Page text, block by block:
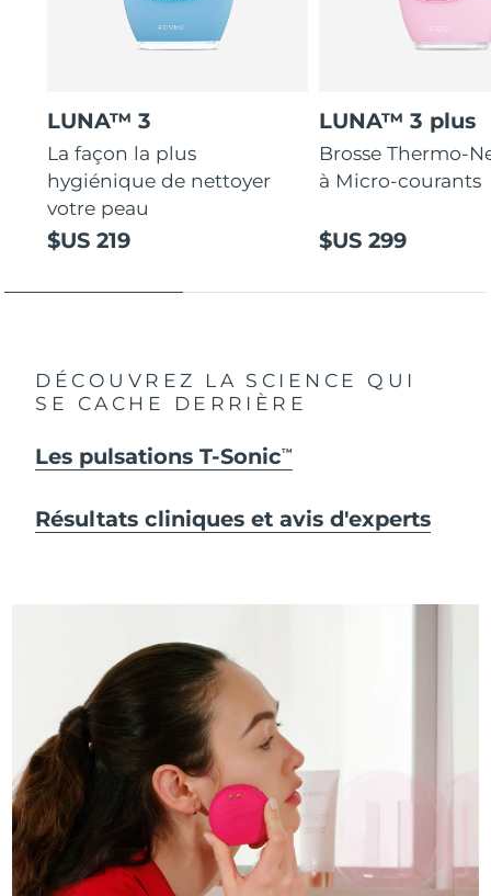
LUNA™ 3
La façon la plus
hygiénique de nettoyer
votre peau
$US 219
LUNA™ 3 plus
Brosse Thermo-
à Micro-courants
$US 299
DÉCOUVREZ LA SCIENCE QUI
SE CACHE DERRIÈRE
Les pulsations T-SonicTM
Résultats cliniques et avis d'experts